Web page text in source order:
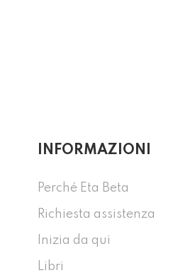
INFORMAZIONI
Perché Eta Beta
Richiesta assistenza
Inizia da qui
Libri